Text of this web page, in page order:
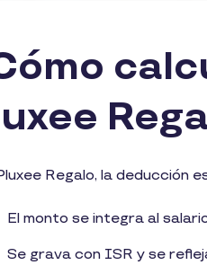
Regalo, la deducción
El monto se integra al
Se grava con ISR y se